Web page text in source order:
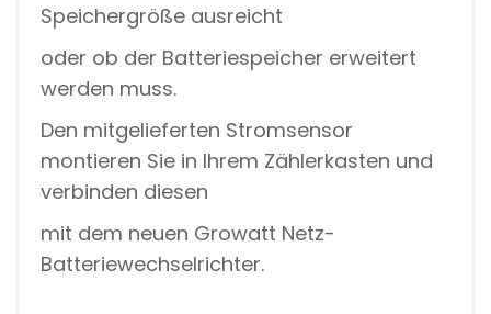
Speichergröße ausreicht
oder ob der Batteriespeicher erweitert
werden muss.
Den mitgelieferten Stromsensor
montieren Sie in Ihrem Zählerkasten und
verbinden diesen
mit dem neuen Growatt Netz-
Batteriewechselrichter.